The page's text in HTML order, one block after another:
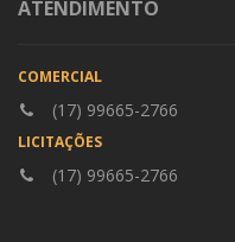
ATENDIMENTO
COMERCIAL
(17) 99665-2766
LICITAÇÕES
(17) 99665-2766